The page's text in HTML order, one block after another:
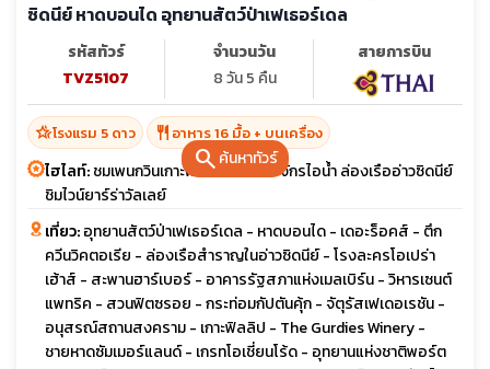
searchค้นหาทัวร์
ซิดนีย์ หาดบอนได อุทยานสัตว์ป่าเฟเธอร์เดล
รหัสทัวร์
TVZ5107
จำนวนวัน
8 วัน 5 คืน
สายการบิน
hotel_classโรงแรม 5 ดาว restaurant อาหาร 16 มื้อ + บนเครื่อง
ไฮไลท์:ชมเพนกวินเกาะฟิลลิป นั่งรถไฟจักรไอน้ำ ล่องเรืออ่าวซิดนีย์
ชิมไวน์ยาร์ร่าวัลเลย์
เที่ยว:อุทยานสัตว์ป่าเฟเธอร์เดล - หาดบอนได - เดอะร็อคส์ - ตึก
ควีนวิคตอเรีย - ล่องเรือสำราญในอ่าวซิดนีย์ - โรงละครโอเปร่า
เฮ้าส์ - สะพานฮาร์เบอร์ - อาคารรัฐสภาแห่งเมลเบิร์น - วิหารเซนต์
แพทริค - สวนฟิตซรอย - กระท่อมกัปตันคุ้ก - จัตุรัสเฟเดอเรชัน -
อนุสรณ์สถานสงคราม - เกาะฟิลลิป - The Gurdies Winery -
ชายหาดซัมเมอร์แลนด์ - เกรทโอเชี่ยนโร้ด - อุทยานแห่งชาติพอร์ต